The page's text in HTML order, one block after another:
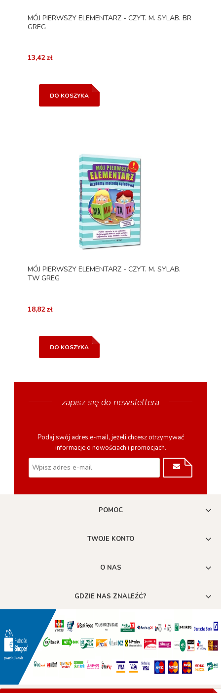
MÓJ PIERWSZY ELEMENTARZ - CZYT. M. SYLAB. BR
GREG
13,42 zł
DO KOSZYKA
MÓJ PIERWSZY ELEMENTARZ - CZYT. M. SYLAB.
TW GREG
18,82 zł
DO KOSZYKA
zapisz się do newslettera
Podaj swój adres e-mail, jeżeli chcesz otrzymywać
informacje o nowościach i promocjach.
POMOC
TWOJE KONTO
O NAS
GDZIE NAS ZNALEŹĆ?